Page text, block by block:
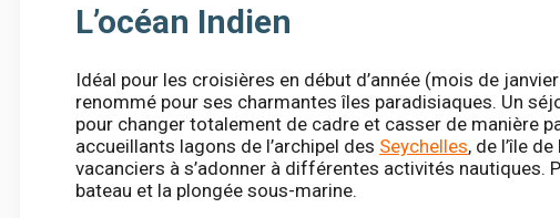
L’océan Indien
Idéal pour les croisières en début d’année (mois de
renommé pour ses charmantes îles paradisiaques. Un
pour changer totalement de cadre et casser de manière
accueillants lagons de l’archipel des Seychelles, de l’île
vacanciers à s’adonner à différentes activités nautiques.
bateau et la plongée sous-marine.